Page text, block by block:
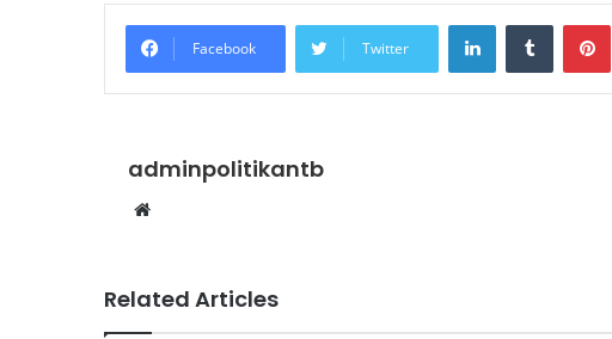
Facebook Twitter
LinkedInTumblr
adminpolitikantb
Website
Related Articles